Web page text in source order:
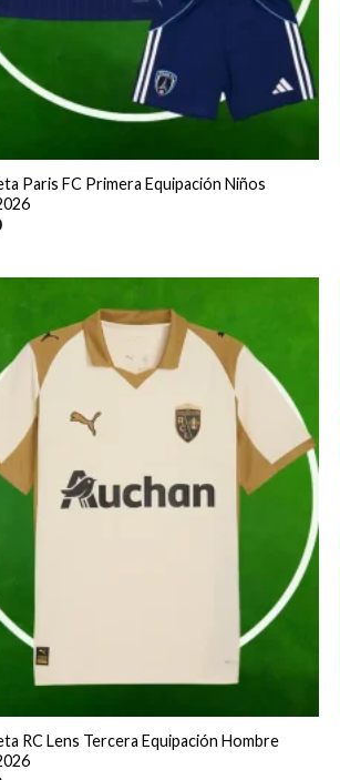
Paris FC Primera Equipación Niños
RC Lens Tercera Equipación Hombre